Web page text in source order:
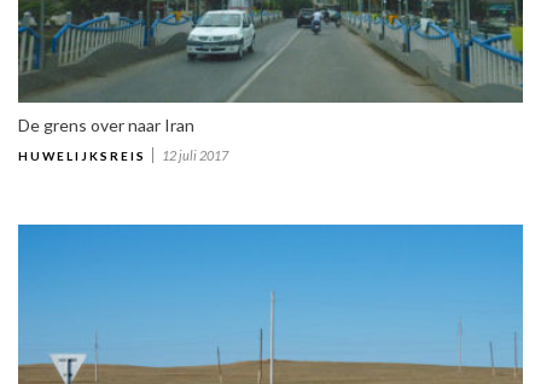
De grens over naar Iran
HUWELIJKSREIS 12 juli 2017